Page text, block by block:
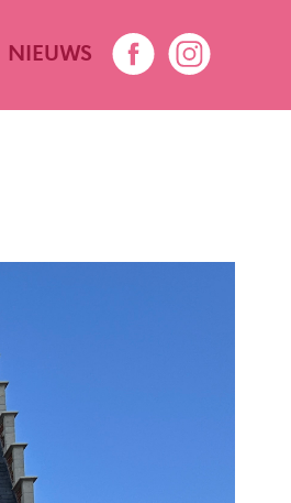
NIEUWS